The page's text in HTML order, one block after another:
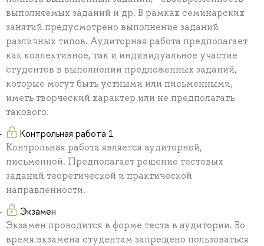
выполняемых заданий и др. В рамках семинарских
занятий предусмотрено выполнение заданий
различных типов. Аудиторная работа предполагает
как коллективное, так и индивидуальное участие
студентов в выполнении предложенных заданий,
которые могут быть устными или письменными,
иметь творческий характер или не предполагать
такового.
Контрольная работа 1
Контрольная работа является аудиторной,
письменной. Предполагает решение тестовых
заданий теоретической и практической
направленности.
Экзамен
Экзамен проводится в форме теста в аудитории. Во
время экзамена студентам запрещено пользоваться